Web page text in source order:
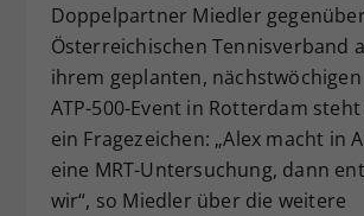
Doppelpartner Miedler
Österreichischen Tennisverband
ihrem geplanten,
ATP-500-Event in Rotterdam
ein Fragezeichen: „Alex macht in
eine MRT-Untersuchung, dann
wir“, so Miedler über die weitere